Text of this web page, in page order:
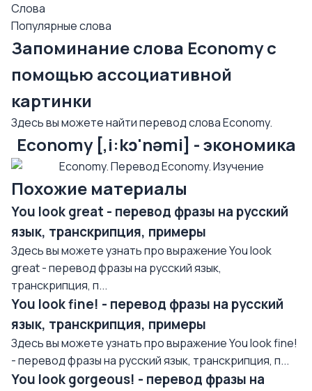
Слова
Популярные слова
Запоминание слова Economy с
помощью ассоциативной
картинки
Здесь вы можете найти перевод слова Economy.
Economy [,i:kɔ'nəmi] - экономика
Похожие материалы
You look great - перевод фразы на русский
язык, транскрипция, примеры
Здесь вы можете узнать про выражение You look
great - перевод фразы на русский язык,
транскрипция, п...
You look fine! - перевод фразы на русский
язык, транскрипция, примеры
Здесь вы можете узнать про выражение You look fine!
- перевод фразы на русский язык, транскрипция, п...
You look gorgeous! - перевод фразы на